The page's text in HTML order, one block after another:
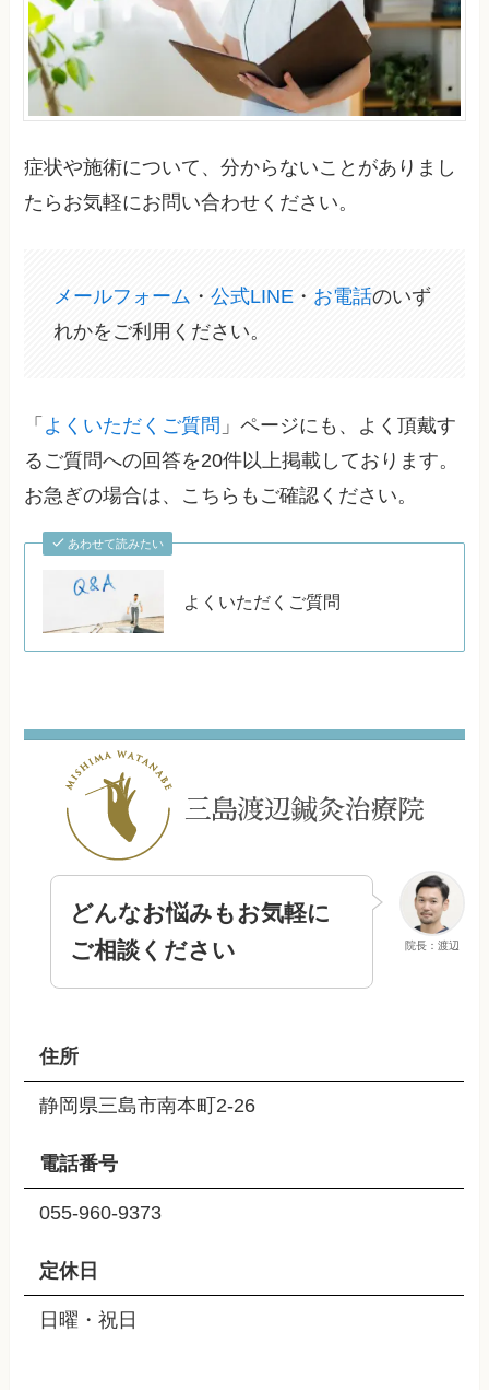
症状や施術について、分からないことがありまし
たらお気軽にお問い合わせください。
メールフォーム ・公式LINE ・ お電話のいず
れかをご利用ください。
「 よくいただくご質問 」ページにも、よく頂戴す
るご質問への回答を20件以上掲載しております。
お急ぎの場合は、こちらもご確認ください。
あわせて読みたい
よくいただくご質問
院長：渡辺
どんなお悩みもお気軽に
ご相談ください
住所
静岡県三島市南本町2-26
電話番号
055-960-9373
定休日
日曜・祝日